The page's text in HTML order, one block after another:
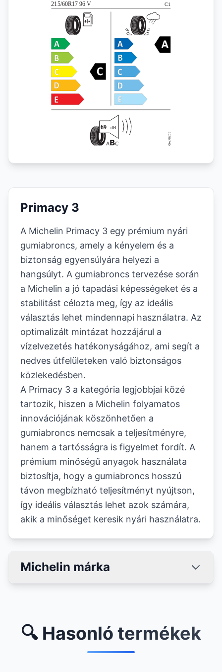
Primacy 3
A Michelin Primacy 3 egy prémium nyári
gumiabroncs, amely a kényelem és a
biztonság egyensúlyára helyezi a
hangsúlyt. A gumiabroncs tervezése során
a Michelin a jó tapadási képességeket és a
stabilitást célozta meg, így az ideális
választás lehet mindennapi használatra. Az
optimalizált mintázat hozzájárul a
vízelvezetés hatékonyságához, ami segít a
nedves útfelületeken való biztonságos
közlekedésben.
A Primacy 3 a kategória legjobbjai közé
tartozik, hiszen a Michelin folyamatos
innovációjának köszönhetően a
gumiabroncs nemcsak a teljesítményre,
hanem a tartósságra is figyelmet fordít. A
prémium minőségű anyagok használata
biztosítja, hogy a gumiabroncs hosszú
távon megbízható teljesítményt nyújtson,
így ideális választás lehet azok számára,
akik a minőséget keresik nyári használatra.
Michelin márka
🔍 Hasonló termékek